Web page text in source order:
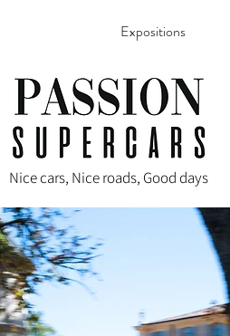
Expositions
Nice cars, Nice roads, Good days